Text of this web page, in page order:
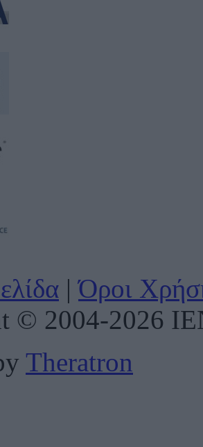
|Όροι
© 2004-2026
Theratron